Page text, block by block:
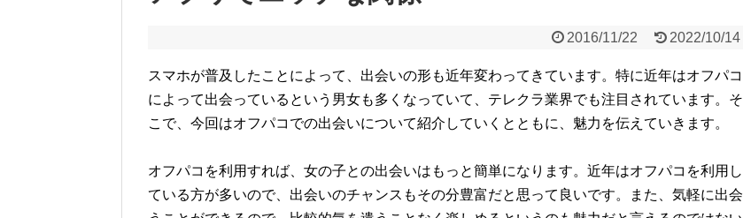
2016/11/22 2022/10/14
スマホが普及したことによって、出会いの形も近年変わってきています。特に近年はオフパコ
によって出会っているという男女も多くなっていて、テレクラ業界でも注目されています。そ
こで、今回はオフパコでの出会いについて紹介していくとともに、魅力を伝えていきます。
オフパコを利用すれば、女の子との出会いはもっと簡単になります。近年はオフパコを利用し
ている方が多いので、出会いのチャンスもその分豊富だと思って良いです。また、気軽に出会